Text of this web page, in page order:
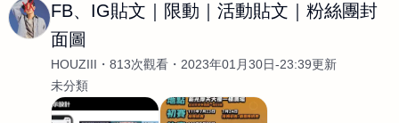
FB、IG貼文｜限動｜活動貼文｜粉絲團封
面圖
HOUZIII 813次觀看
2023年01月30日-23:39更新
未分類